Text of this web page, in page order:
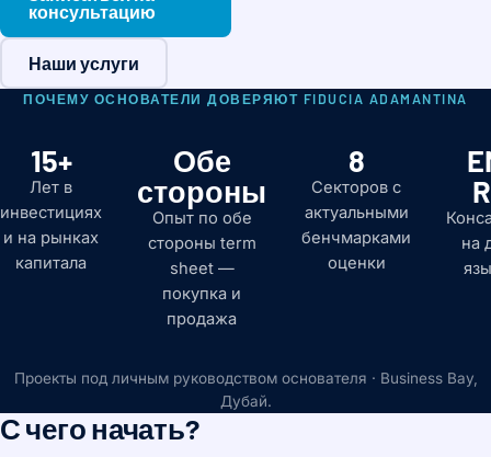
консультацию
Наши услуги
ПОЧЕМУ ОСНОВАТЕЛИ ДОВЕРЯЮТ FIDUCIA ADAMANTINA
15+
Лет в
инвестициях
и на рынках
капитала
Обе
стороны
Опыт по обе
стороны term
sheet —
покупка и
продажа
8
Секторов с
актуальными
бенчмарками
оценки
на
Проекты под личным руководством основателя · Business Bay,
Дубай.
С чего начать?